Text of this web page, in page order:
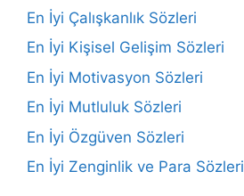
En İyi Çalışkanlık Sözleri
En İyi Kişisel Gelişim Sözleri
En İyi Motivasyon Sözleri
En İyi Mutluluk Sözleri
En İyi Özgüven Sözleri
En İyi Zenginlik ve Para Sözleri